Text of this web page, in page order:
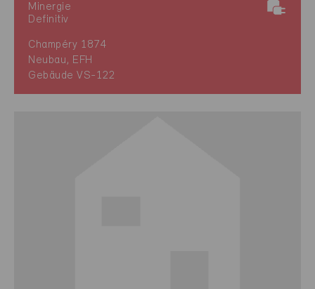
Minergie
Definitiv
Champéry 1874
Neubau, EFH
Gebäude VS-122